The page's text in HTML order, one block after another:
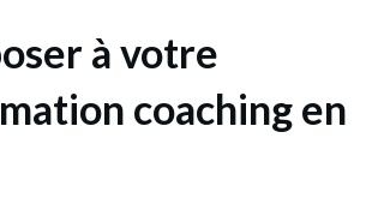
à votre
coaching en